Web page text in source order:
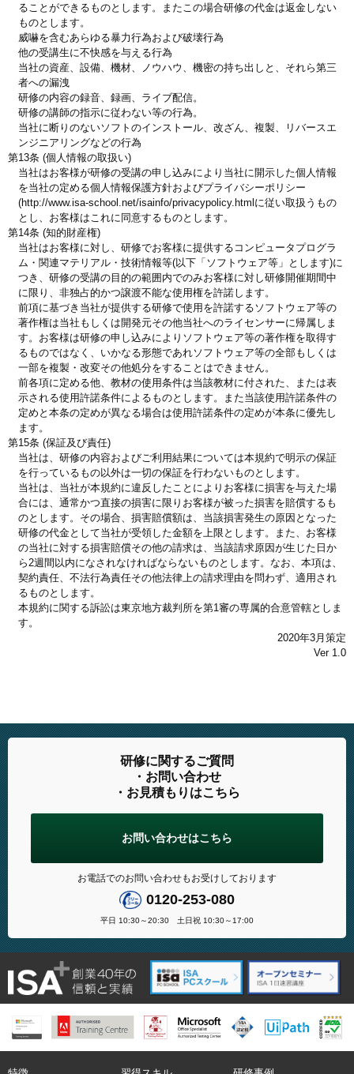
ることができるものとします。またこの場合研修の代金は返金しない
ものとします。
威嚇を含むあらゆる暴力行為および破壊行為
他の受講生に不快感を与える行為
当社の資産、設備、機材、ノウハウ、機密の持ち出しと、それら第三
者への漏洩
研修の内容の録音、録画、ライブ配信。
研修の講師の指示に従わない等の行為。
当社に断りのないソフトのインストール、改ざん、複製、リバースエ
ンジニアリングなどの行為
第13条 (個人情報の取扱い)
当社はお客様が研修の受講の申し込みにより当社に開示した個人情報
を当社の定める個人情報保護方針およびプライバシーポリシー
(http://www.isa-school.net/isainfo/privacypolicy.htmlに従い取扱うもの
とし、お客様はこれに同意するものとします。
第14条 (知的財産権)
当社はお客様に対し、研修でお客様に提供するコンピュータプログラ
ム・関連マテリアル・技術情報等(以下「ソフトウェア等」とします)に
つき、研修の受講の目的の範囲内でのみお客様に対し研修開催期間中
に限り、非独占的かつ譲渡不能な使用権を許諾します。
前項に基づき当社が提供する研修で使用を許諾するソフトウェア等の
著作権は当社もしくは開発元その他当社へのライセンサーに帰属しま
す。お客様は研修の申し込みによりソフトウェア等の著作権を取得す
るものではなく、いかなる形態であれソフトウェア等の全部もしくは
一部を複製・改変その他処分をすることはできません。
前各項に定める他、教材の使用条件は当該教材に付された、または表
示される使用許諾条件によるものとします。また当該使用許諾条件の
定めと本条の定めが異なる場合は使用許諾条件の定めが本条に優先し
ます。
第15条 (保証及び責任)
当社は、研修の内容およびご利用結果については本規約で明示の保証
を行っているもの以外は一切の保証を行わないものとします。
当社は、当社が本規約に違反したことによりお客様に損害を与えた場
合には、通常かつ直接の損害に限りお客様が被った損害を賠償するも
のとします。その場合、損害賠償額は、当該損害発生の原因となった
研修の代金として当社が受領した金額を上限とします。また、お客様
の当社に対する損害賠償その他の請求は、当該請求原因が生じた日か
ら2週間以内になされなければならないものとします。なお、本項は、
契約責任、不法行為責任その他法律上の請求理由を問わず、適用され
るものとします。
本規約に関する訴訟は東京地方裁判所を第1審の専属的合意管轄としま
す。
2020年3月策定
Ver 1.0
研修に関するご質問
・お問い合わせ
・お見積もりはこちら
お問い合わせはこちら
お電話でのお問い合わせもお受けしております
0120-253-080
平日 10:30～20:30 土日祝 10:30～17:00